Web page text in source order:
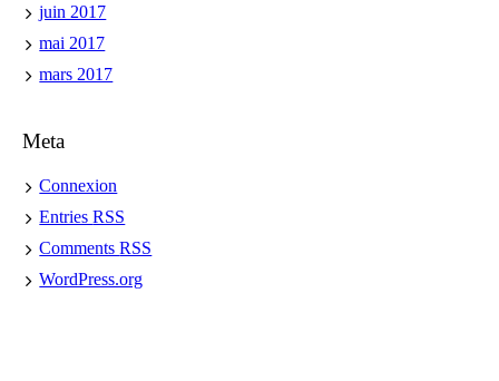
juin 2017
mai 2017
mars 2017
Meta
Connexion
EntriesRSS
CommentsRSS
WordPress.org